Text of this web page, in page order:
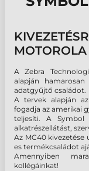
A Zebra
alapján
adatgyűjtő családot.
A tervek alapján
fogadja az amerikai
teljesíti. A
alkatrészellátást,
Az MC40 kivezetése
es termékcsaládot
Amennyiben
kollégáinkat!